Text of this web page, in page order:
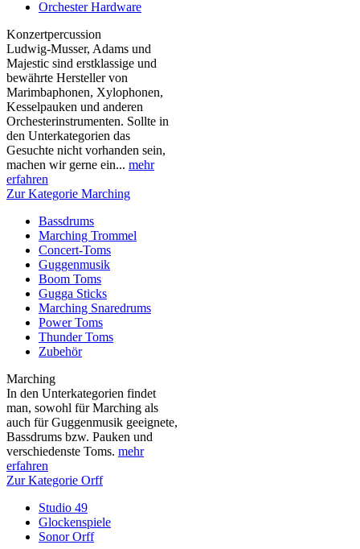
Orchester Hardware
Konzertpercussion
Ludwig-Musser, Adams und
Majestic sind erstklassige und
bewährte Hersteller von
Marimbaphonen, Xylophonen,
Kesselpauken und anderen
Orchesterinstrumenten. Sollte in
den Unterkategorien das
Gesuchte nicht vorhanden sein,
machen wir gerne ein... mehr
erfahren
Zur Kategorie Marching
Bassdrums
Marching Trommel
Concert-Toms
Guggenmusik
Boom Toms
Gugga Sticks
Marching Snaredrums
Power Toms
Thunder Toms
Zubehör
Marching
In den Unterkategorien findet
man, sowohl für Marching als
auch für Guggenmusik geeignete,
Bassdrums bzw. Pauken und
verschiedenste Toms. mehr
erfahren
Zur Kategorie Orff
Studio 49
Glockenspiele
Sonor Orff